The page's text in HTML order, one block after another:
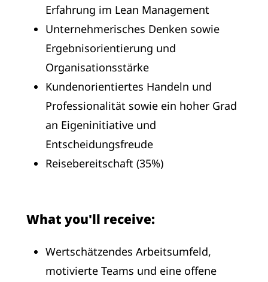
Erfahrung im Lean Management
Unternehmerisches Denken sowie
Ergebnisorientierung und
Organisationsstärke
Kundenorientiertes Handeln und
Professionalität sowie ein hoher Grad
an Eigeninitiative und
Entscheidungsfreude
Reisebereitschaft (35%)
What you'll receive:
Wertschätzendes Arbeitsumfeld,
motivierte Teams und eine offene